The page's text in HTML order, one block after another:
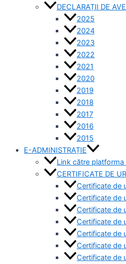
DECLARAȚII DE
2025
2024
2023
2022
2021
2020
2019
2018
2017
2016
2015
E-ADMINISTRAȚIE
Link către
CERTIFICATE DE
Certificate de
Certificate de
Certificate de
Certificate de
Certificate de
Certificate de
Certificate de